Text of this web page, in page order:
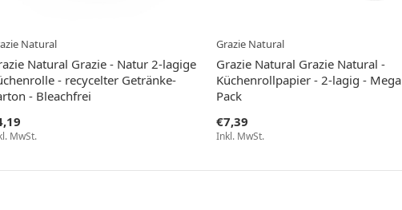
Natural
Natural Grazie - Natur 2-lagige
- recycelter Getränke-
- Bleachfrei
MwSt.
Grazie Natural
Grazie Natural Grazie Natural -
Küchenrollpapier - 2-lagig - Mega
Pack
€7,39
Inkl. MwSt.